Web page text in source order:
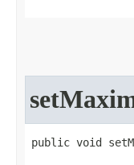
public void